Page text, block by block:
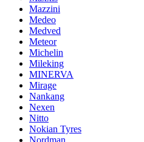
Mazzini
Medeo
Medved
Meteor
Michelin
Mileking
MINERVA
Mirage
Nankang
Nexen
Nitto
Nokian Tyres
Nordman